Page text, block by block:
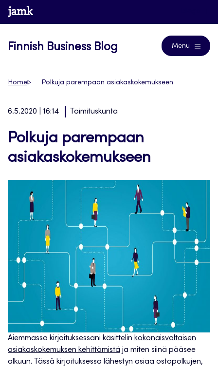
Skip
to
www.jamk.fi
Finnish Business Blog Menu
Home Polkuja parempaan asiakaskokemukseen
6.5.2020 | 16:14 Toimituskunta
Polkuja parempaan
asiakaskokemukseen
Aiemmassa kirjoituksessani käsittelin kokonaisvaltaisen
asiakaskokemuksen kehittämistä ja miten siinä pääsee
alkuun. Tässä kirjoituksessa lähestyn asiaa ostopolkujen,